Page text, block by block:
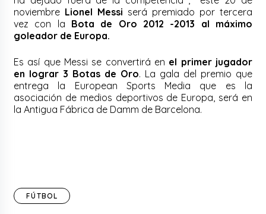
noviembre Lionel Messi será premiado por tercera
vez con la Bota de Oro 2012 -2013 al máximo
goleador de Europa.
Es así que Messi se convertirá en el primer jugador
en lograr 3 Botas de Oro. La gala del premio que
entrega la European Sports Media que es la
asociación de medios deportivos de Europa, será en
la Antigua Fábrica de Damm de Barcelona.
FÚTBOL